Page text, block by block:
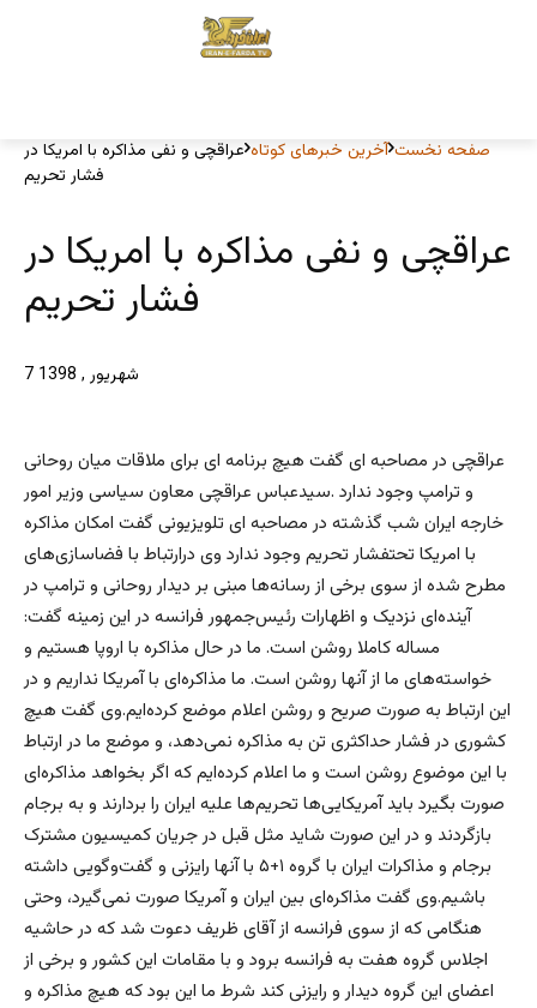
صفحه نخست آخرین خبرهای کوتاه عراقچی و نفی مذاکره با امریکا در
فشار تحریم
عراقچی و نفی مذاکره با امریکا در
فشار تحریم
7 شهریور , 1398
عراقچی در مصاحبه ای گفت هیچ برنامه ای برای ملاقات میان روحانی
و ترامپ وجود ندارد .سیدعباس عراقچی معاون سیاسی وزیر امور
خارجه ایران شب گذشته در مصاحبه ای تلویزیونی گفت امکان مذاکره
با امریکا تحتفشار تحریم وجود ندارد وی درارتباط با فضاسازی‌های
مطرح شده از سوی برخی از رسانه‌ها مبنی بر دیدار روحانی و ترامپ در
آینده‌ای نزدیک و اظهارات رئیس‌جمهور فرانسه در این زمینه گفت:
مساله کاملا روشن است. ما در حال مذاکره با اروپا هستیم و
خواسته‌های ما از آنها روشن است. ما مذاکره‌ای با آمریکا نداریم و در
این ارتباط به صورت صریح و روشن اعلام موضع کرده‌ایم.وی گفت هیچ
کشوری در فشار حداکثری تن به مذاکره نمی‌دهد، و موضع ما در ارتباط
با این موضوع روشن است و ما اعلام کرده‌ایم که اگر بخواهد مذاکره‌ای
صورت بگیرد باید آمریکایی‌ها تحریم‌ها علیه ایران را بردارند و به برجام
بازگردند و در این صورت شاید مثل قبل در جریان کمیسیون مشترک
برجام و مذاکرات ایران با گروه ۱+۵ با آنها رایزنی و گفت‌وگویی داشته
باشیم.وی گفت مذاکره‌ای بین ایران و آمریکا صورت نمی‌گیرد، وحتی
هنگامی که از سوی فرانسه از آقای ظریف دعوت شد که در حاشیه
اجلاس گروه هفت به فرانسه برود و با مقامات این کشور و برخی از
اعضای این گروه دیدار و رایزنی کند شرط ما این بود که هیچ مذاکره و